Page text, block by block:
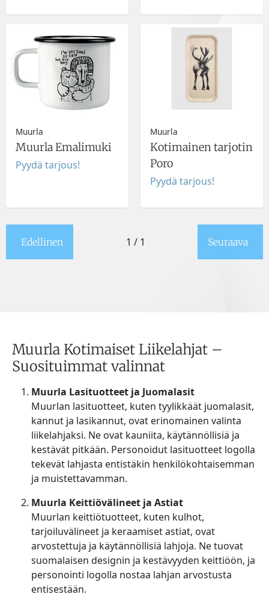
Muurla
Muurla Emalimuki
Pyydä tarjous!
Muurla
Kotimainen tarjotin
Poro
Pyydä tarjous!
Edellinen 1 / 1 Seuraava
Muurla Kotimaiset Liikelahjat –
Suosituimmat valinnat
Muurla Lasituotteet ja Juomalasit
Muurlan lasituotteet, kuten tyylikkäät juomalasit,
kannut ja lasikannut, ovat erinomainen valinta
liikelahjaksi. Ne ovat kauniita, käytännöllisiä ja
kestävät pitkään. Personoidut lasituotteet logolla
tekevät lahjasta entistäkin henkilökohtaisemman
ja muistettavamman.
Muurla Keittiövälineet ja Astiat
Muurlan keittiötuotteet, kuten kulhot,
tarjoiluvälineet ja keraamiset astiat, ovat
arvostettuja ja käytännöllisiä lahjoja. Ne tuovat
suomalaisen designin ja kestävyyden keittiöön, ja
personointi logolla nostaa lahjan arvostusta
entisestään.